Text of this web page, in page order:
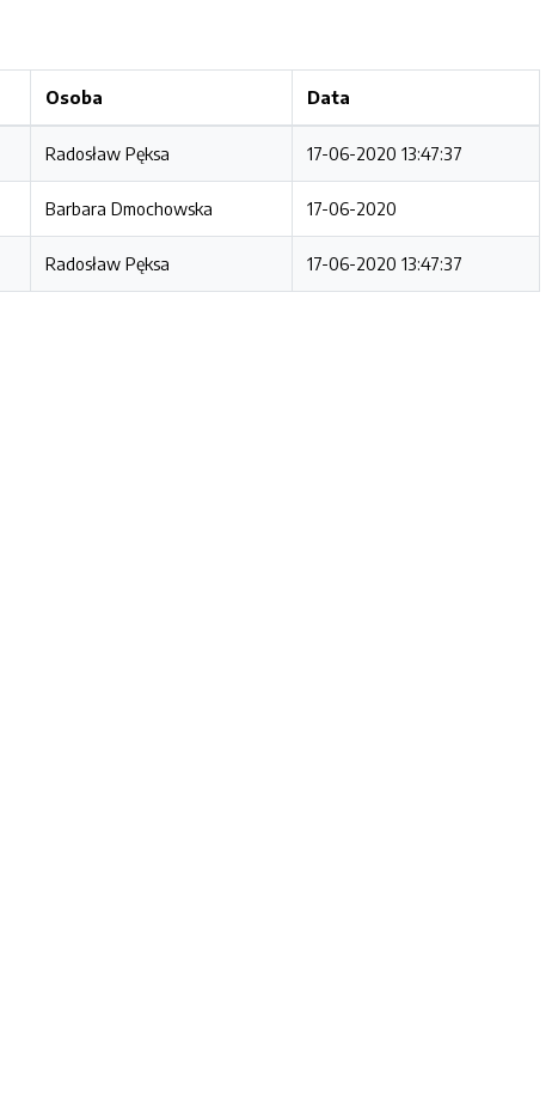
Osoba Data
Radosław Pęksa 17-06-2020 13:47:37
Barbara Dmochowska 17-06-2020
Radosław Pęksa 17-06-2020 13:47:37